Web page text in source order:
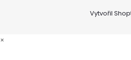
Vytvořil
×